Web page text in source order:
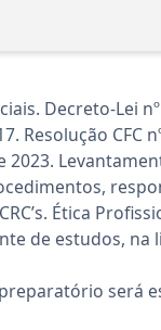
Decreto-Lei
Resolução CFC
2023.
Ética
de estudos, na
será